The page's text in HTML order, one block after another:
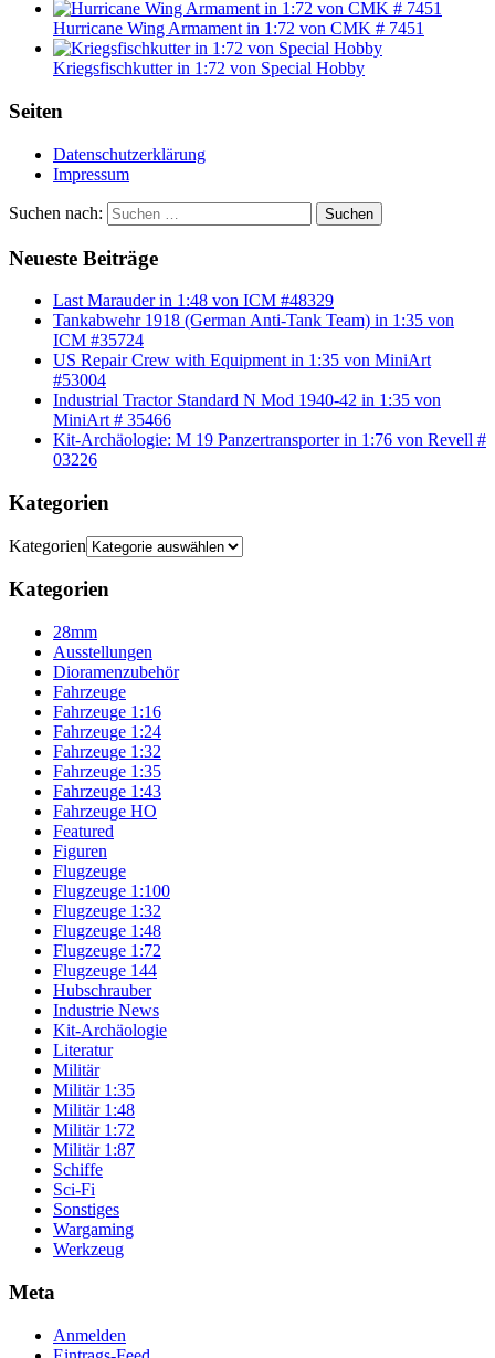
Hurricane Wing Armament in 1:72 von CMK # 7451
Kriegsfischkutter in 1:72 von Special Hobby
Seiten
Datenschutzerklärung
Impressum
Suchen nach: Suchen
Neueste Beiträge
Last Marauder in 1:48 von ICM #48329
Tankabwehr 1918 (German Anti-Tank Team) in 1:35 von
ICM #35724
US Repair Crew with Equipment in 1:35 von MiniArt
#53004
Industrial Tractor Standard N Mod 1940-42 in 1:35 von
MiniArt # 35466
Kit-Archäologie: M 19 Panzertransporter in 1:76 von Revell #
03226
Kategorien
Kategorien
Kategorien
28mm
Ausstellungen
Dioramenzubehör
Fahrzeuge
Fahrzeuge 1:16
Fahrzeuge 1:24
Fahrzeuge 1:32
Fahrzeuge 1:35
Fahrzeuge 1:43
Fahrzeuge HO
Featured
Figuren
Flugzeuge
Flugzeuge 1:100
Flugzeuge 1:32
Flugzeuge 1:48
Flugzeuge 1:72
Flugzeuge 144
Hubschrauber
Industrie News
Kit-Archäologie
Literatur
Militär
Militär 1:35
Militär 1:48
Militär 1:72
Militär 1:87
Schiffe
Sci-Fi
Sonstiges
Wargaming
Werkzeug
Meta
Anmelden